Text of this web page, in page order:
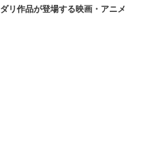
ダリ作品が登場する映画・アニメ